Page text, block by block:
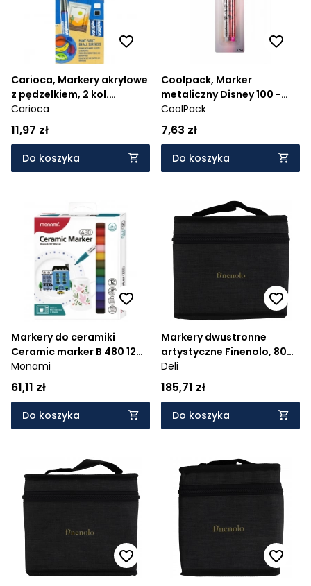
Carioca, Markery akrylowe
z pędzelkiem, 2 kol.
(45283)
Carioca
11,97 zł
Do koszyka
Coolpack, Marker
metaliczny Disney 100 -
Opal Collection
(60534PTR)
CoolPack
7,63 zł
Do koszyka
Markery do ceramiki
Ceramic marker B 480 12
kol. MonAmi (2051059512)
Monami
61,11 zł
Do koszyka
Markery dwustronne
artystyczne Finenolo, 80
kolorów
Deli
185,71 zł
Do koszyka